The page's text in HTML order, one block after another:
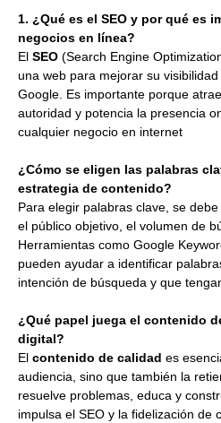
1. ¿Qué es el SEO y por qué es
negocios en línea?
El SEO (Search Engine
una web para mejorar su
Google. Es importante porque
autoridad y potencia la presencia
cualquier negocio en internet
¿Cómo se eligen las palabras
estrategia de contenido?
Para elegir palabras clave, se
el público objetivo, el volumen de
Herramientas como Google
pueden ayudar a identificar
intención de búsqueda y que
¿Qué papel juega el contenido
digital?
El contenido de calidad es
audiencia, sino que también la
resuelve problemas, educa y
impulsa el SEO y la fidelización de